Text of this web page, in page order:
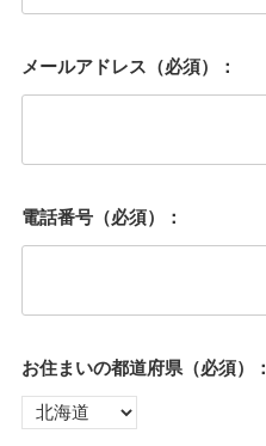
メールアドレス（必須）：
電話番号（必須）：
お住まいの都道府県（必須）：